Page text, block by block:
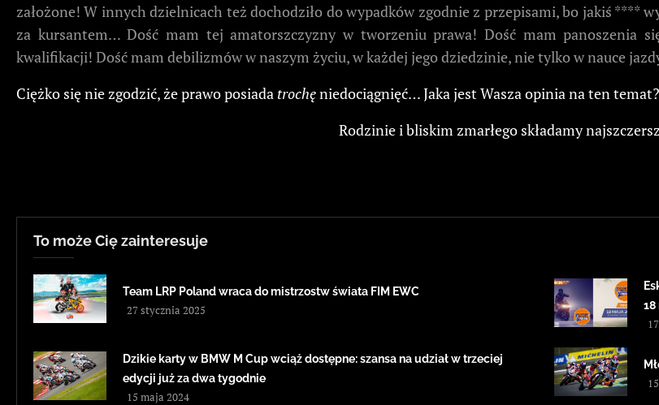
założone! W innych dzielnicach też dochodziło do wypadków zgodnie z przepisami, bo jakiś ****
za kursantem… Dość mam tej amatorszczyzny w tworzeniu prawa! Dość mam panoszenia
kwalifikacji! Dość mam debilizmów w naszym życiu, w każdej jego dziedzinie, nie tylko w nauce
Ciężko się nie zgodzić, że prawo posiada trochęniedociągnięć… Jaka jest Wasza opinia na ten temat?
Rodzinie i bliskim zmarłego składamy
To może Cię zainteresuje
Team LRP Poland wraca do mistrzostw świata FIM EWC
27 stycznia 2025
18
Dzikie karty w BMW M Cup wciąż dostępne: szansa na udział w trzeciej
edycji już za dwa tygodnie
15 maja 2024